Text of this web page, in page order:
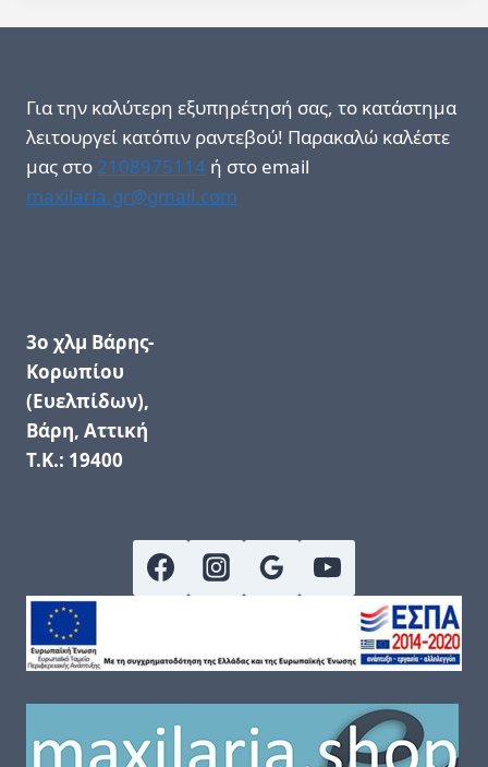
Για την καλύτερη εξυπηρέτησή σας, το κατάστημα
λειτουργεί κατόπιν ραντεβού! Παρακαλώ καλέστε
μας στο 2108975114 ή στο email
maxilaria.gr@gmail.com
3ο χλμ Βάρης-
Κορωπίου
(Ευελπίδων),
Βάρη, Αττική
Τ.Κ.: 19400